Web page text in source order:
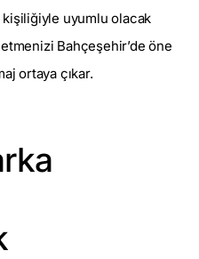
uyumlu olacak
Bahçeşehir’de öne
ortaya çıkar.